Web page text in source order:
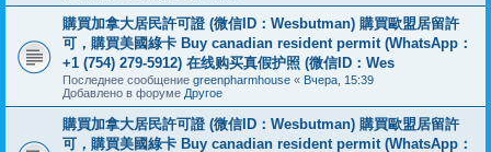
購買加拿大居民許可證 (微信ID：Wesbutman) 購買歐盟居留許
可，購買美國綠卡 Buy canadian resident permit (WhatsApp：
+1 (754) 279-5912) 在线购买真假护照 (微信ID：Wes
Последнее сообщение greenpharmhouse « Вчера, 15:39
Добавлено в форуме Другое
購買加拿大居民許可證 (微信ID：Wesbutman) 購買歐盟居留許
可，購買美國綠卡 Buy canadian resident permit (WhatsApp：